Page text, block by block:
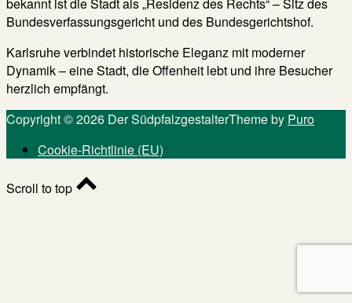
Bundesverfassungsgericht und des Bundesgerichtshof.
Karlsruhe verbindet historische Eleganz mit moderner
Dynamik – eine Stadt, die Offenheit lebt und ihre Besucher
herzlich empfängt.
Copyright © 2026 Der SüdpfalzgestalterTheme by Puro
Cookie-Richtlinie (EU)
Scroll to top